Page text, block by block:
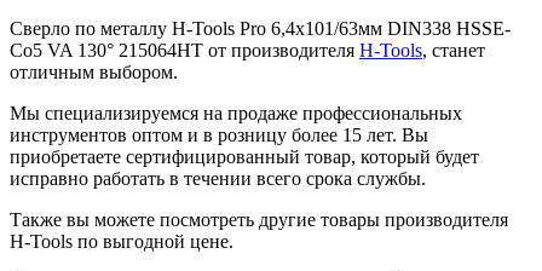
Сверло по металлу H-Tools Pro 6,4x101/63мм DIN338 HSSE-
Co5 VA 130° 215064HT от производителя H-Tools, станет
отличным выбором.
Мы специализируемся на продаже профессиональных
инструментов оптом и в розницу более 15 лет. Вы
приобретаете сертифицированный товар, который будет
исправно работать в течении всего срока службы.
Также вы можете посмотреть другие товары производителя
H-Tools по выгодной цене.